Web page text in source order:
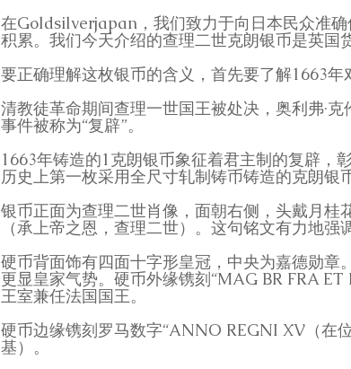
在Goldsilverjapan，我们致力于向日本民众准
积累。我们今天介绍的查理二世克朗银币是英国
要正确理解这枚银币的含义，首先要了解1663年
清教徒革命期间查理一世国王被处决，奥利弗·
事件被称为“复辟”。
1663年铸造的1克朗银币象征着君主制的复辟，
历史上第一枚采用全尺寸轧制铸币铸造的克朗银
银币正面为查理二世肖像，面朝右侧，头戴月
（承上帝之恩，查理二世）。这句铭文有力地
硬币背面饰有四面十字形皇冠，中央为嘉德勋章
更显皇家气势。硬币外缘镌刻“MAG BR FRA
王室兼任法国国王。
硬币边缘镌刻罗马数字“ANNO REGNI XV（在
基）。